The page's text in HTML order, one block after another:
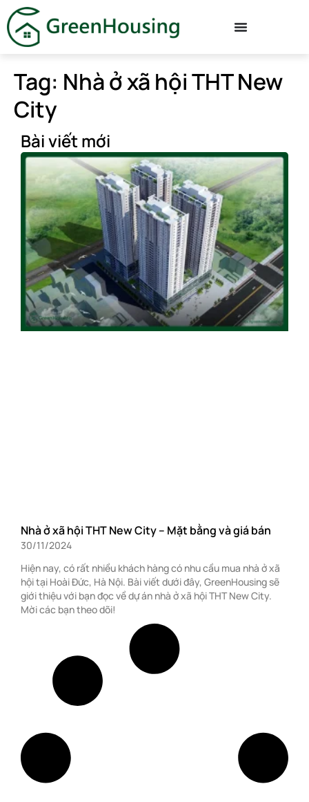
Tag: Nhà ở xã hội THT New
City
Bài viết mới
Nhà ở xã hội THT New City – Mặt bằng và giá bán
30/11/2024
Hiện nay, có rất nhiều khách hàng có nhu cầu mua nhà ở xã
hội tại Hoài Đức, Hà Nội. Bài viết dưới đây, GreenHousing sẽ
giới thiệu với bạn đọc về dự án nhà ở xã hội THT New City.
Mời các bạn theo dõi!